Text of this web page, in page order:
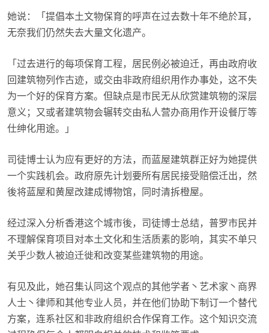
她说：「提倡本土文物保育的呼声在过去数十年不绝於耳，
无奈我们仍然失去大量文化遗产。
「过去进行的每项保育工程，居民例必被迫迁，再由政府收
回建筑物列作古迹，或交由非政府组织用作办事处，这不失
为一个好的保育方案。但缺点是市民无从欣赏建筑物的深层
意义；又或者建筑物会辗转交由私人营办商用作开设餐厅等
仕绅化用途。」
司徒博士认为应有更好的方法，而蓝屋建筑群正好为她提供
一个实践机会。政府原先计划要所有居民接受赔偿迁出，然
後将蓝屋和黄屋改建成博物馆，同时清拆橙屋。
经过深入分析香港这个城市後，司徒博士总结，普罗市民并
不理解保育项目对本土文化和生活质素的影响，其实不单只
关乎少数人被迫迁徙和改变某些建筑物的用途。
有见及此，她召集认同这个观点的其他学者丶艺术家丶商界
人士丶律师和其他专业人员，并在他们协助下制订一个替代
方案，连系社区和非政府组织合作保育工作。这个知识交流